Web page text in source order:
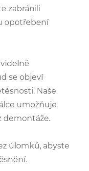
zabránili
opotřebení
se objeví
Naše
umožňuje
demontáže.
úlomků, abyste